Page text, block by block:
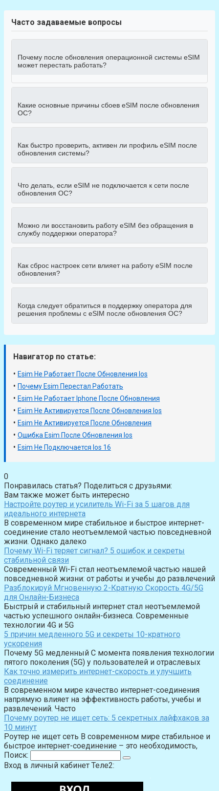
Часто задаваемые вопросы
Почему после обновления операционной системы eSIM
может перестать работать?
Какие основные причины сбоев eSIM после обновления
ОС?
Как быстро проверить, активен ли профиль eSIM после
обновления системы?
Что делать, если eSIM не подключается к сети после
обновления ОС?
Можно ли восстановить работу eSIM без обращения в
службу поддержки оператора?
Как сброс настроек сети влияет на работу eSIM после
обновления?
Когда следует обратиться в поддержку оператора для
решения проблемы с eSIM после обновления ОС?
Навигатор по статье:
• Esim Не Работает После Обновления Ios
• Почему Esim Перестал Работать
• Esim Не Работает Iphone После Обновления
• Esim Не Активируется После Обновления Ios
• Esim Не Активируется После Обновления
• Ошибка Esim После Обновления Ios
• Esim Не Подключается Ios 16
0
Понравилась статья? Поделиться с друзьями:
Вам также может быть интересно
Настройте роутер и усилитель Wi-Fi за 5 шагов для
идеального интернета
В современном мире стабильное и быстрое интернет-
соединение стало неотъемлемой частью повседневной
жизни. Однако далеко
Почему Wi-Fi теряет сигнал? 5 ошибок и секреты
стабильной связи
Современный Wi-Fi стал неотъемлемой частью нашей
повседневной жизни: от работы и учебы до развлечений
Разблокируй Мгновенную 2-Кратную Скорость 4G/5G
для Онлайн-Бизнеса
Быстрый и стабильный интернет стал неотъемлемой
частью успешного онлайн-бизнеса. Современные
технологии 4G и 5G
5 причин медленного 5G и секреты 10-кратного
ускорения
Почему 5G медленный С момента появления технологии
пятого поколения (5G) у пользователей и отраслевых
Как точно измерить интернет-скорость и улучшить
соединение
В современном мире качество интернет-соединения
напрямую влияет на эффективность работы, учебы и
развлечений. Часто
Почему роутер не ищет сеть: 5 секретных лайфхаков за
10 минут
Роутер не ищет сеть В современном мире стабильное и
быстрое интернет-соединение – это необходимость,
Поиск:
Вход в личный кабинет Теле2: